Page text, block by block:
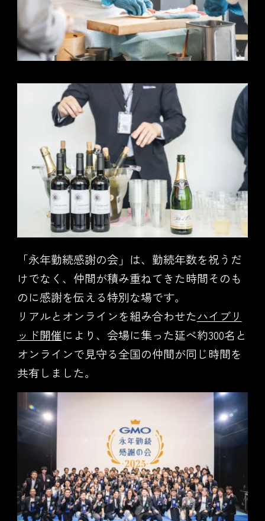
「永年勤続感謝の会」は、勤続年数を祝うだ
けでなく、仲間が積み重ねてきた時間そのも
のに感謝を伝える特別な場です。
リアルとオンラインを組み合わせたハイブリ
ッド開催により、会場に集った延べ約300名と
オンラインで見守る全国の仲間が同じ時間を
共有しました。